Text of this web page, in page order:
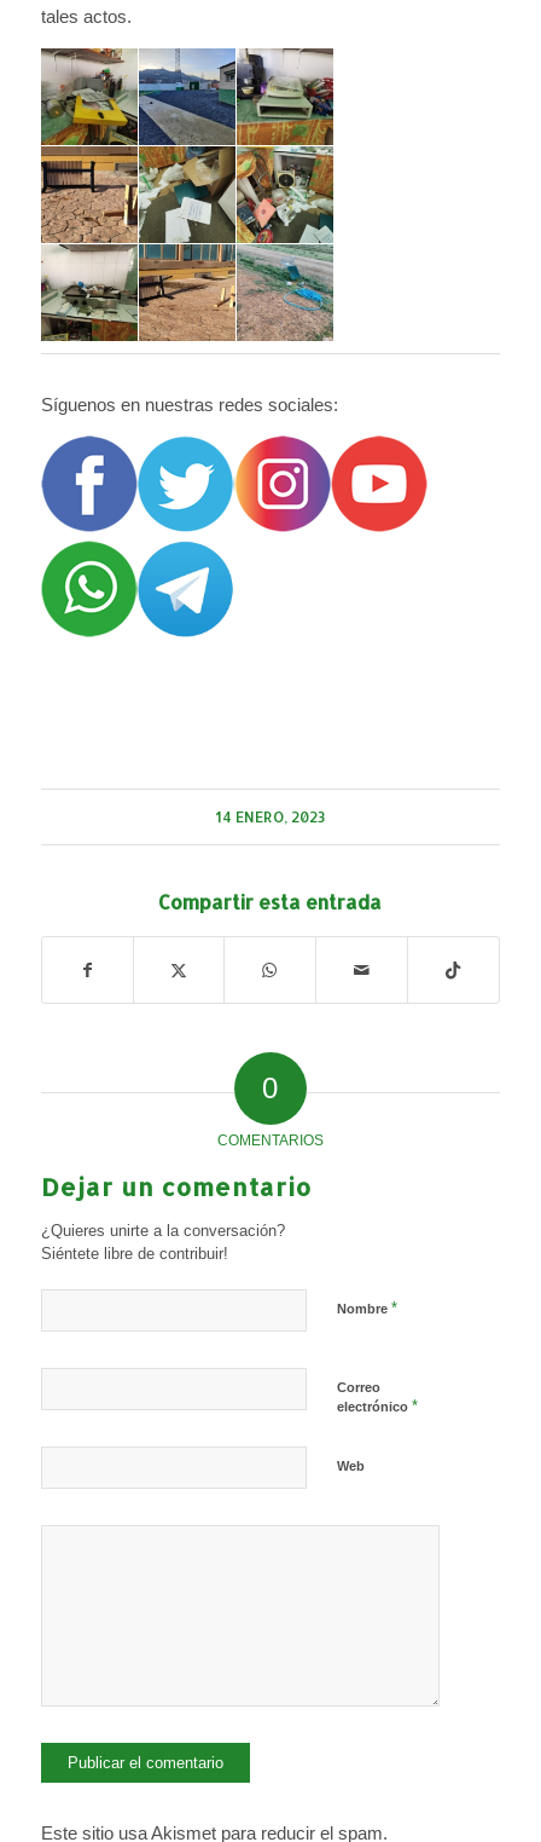
tales actos.
Síguenos en nuestras redes sociales:
14 ENERO, 2023
Compartir esta entrada
0
COMENTARIOS
Dejar un comentario
¿Quieres unirte a la conversación?
Siéntete libre de contribuir!
Nombre *
Correo
electrónico *
Web
Este sitio usa Akismet para reducir el spam.